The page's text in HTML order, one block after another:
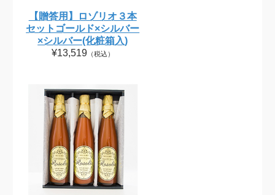
【贈答用】ロゾリオ３本
セットゴールド×シルバー
×シルバー(化粧箱入)
¥13,519（税込）